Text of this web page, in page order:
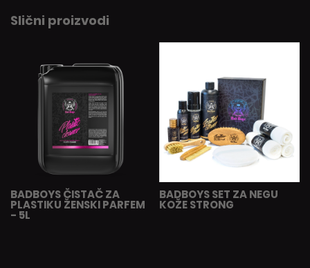
Slični proizvodi
BADBOYS ČISTAČ ZA
PLASTIKU ŽENSKI PARFEM
- 5L
BADBOYS SET ZA NEGU
KOŽE STRONG